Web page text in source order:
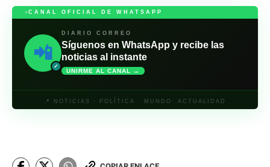
CANAL OFICIAL DE WHATSAPP
📲
✓
DIARIO CORREO
Síguenos en WhatsApp y recibe las
noticias al instante
UNIRME AL CANAL →
📍 NOTICIAS · POLÍTICA · MUNDO· ACTUALIDAD